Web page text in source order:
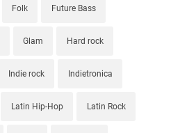
Folk Future Bass
Glam Hard rock
Indie rock Indietronica
Latin Hip-Hop Latin Rock